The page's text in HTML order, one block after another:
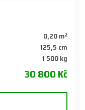
0,20 m²
125,5 cm
1 500 kg
30 800 Kč